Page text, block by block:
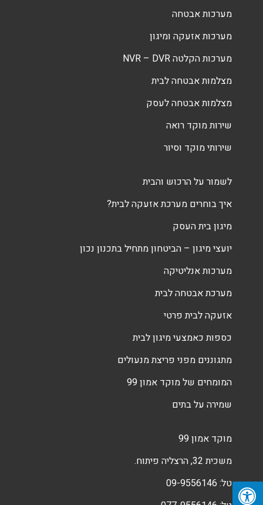
מערכות אבטחה
מערכות אזעקה ומיגון
מערכות הקלטה NVR – DVR
מצלמות אבטחה לבית
מצלמות אבטחה לעסק
שירות מוקד רואה
שירותי מוקד וסיור
לשמור על הרכוש והבית
איך בוחרים מערכת אזעקה לבית?
מיגון בית העסק
יועצי מיגון – הביטחון מתחיל בתכנון נכון
מערכות אנליטיקה
מערכת אבטחה לבית
אזעקה לבית פרטי
כספות כאמצעי מיגון לבית
מתגוננים מפני פריצת מנעולים
המומחים של מוקד אמון 99
שמירה על בתים
מוקד אמון 99
משכית 32, הרצליה פיתוח.
טל: 09-9556146